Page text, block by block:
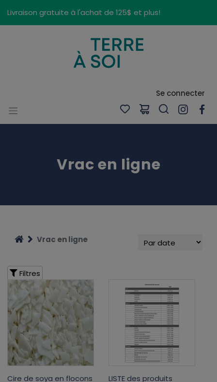
Livraison gratuite à l'achat de 125$ et plus!
Se connecter
Vrac en ligne
Vrac en ligne
Filtres
Cire de soya en flocons
LISTE des produits